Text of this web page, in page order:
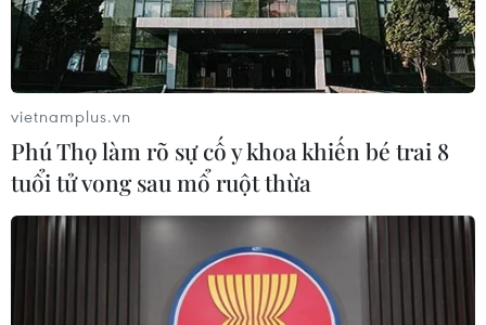
vietnamplus.vn
Phú Thọ làm rõ sự cố y khoa khiến bé trai 8
tuổi tử vong sau mổ ruột thừa